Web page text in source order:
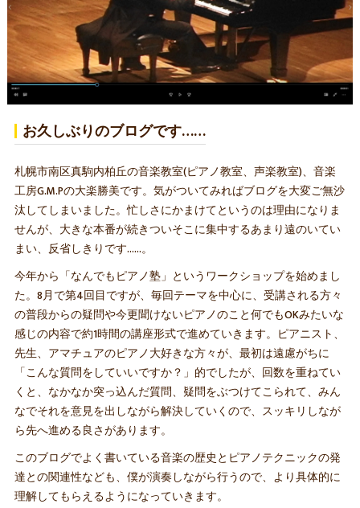
お久しぶりのブログです……
札幌市南区真駒内柏丘の音楽教室(ピアノ教室、声楽教室)、音楽
工房G.M.Pの大楽勝美です。気がついてみればブログを大変ご無沙
汰してしまいました。忙しさにかまけてというのは理由になりま
せんが、大きな本番が続きついそこに集中するあまり遠のいてい
まい、反省しきりです……。
今年から「なんでもピアノ塾」というワークショップを始めまし
た。8月で第4回目ですが、毎回テーマを中心に、受講される方々
の普段からの疑問や今更聞けないピアノのこと何でもOKみたいな
感じの内容で約1時間の講座形式で進めていきます。ピアニスト、
先生、アマチュアのピアノ大好きな方々が、最初は遠慮がちに
「こんな質問をしていいですか？」的でしたが、回数を重ねてい
くと、なかなか突っ込んだ質問、疑問をぶつけてこられて、みん
なでそれを意見を出しながら解決していくので、スッキリしなが
ら先へ進める良さがあります。
このブログでよく書いている音楽の歴史とピアノテクニックの発
達との関連性なども、僕が演奏しながら行うので、より具体的に
理解してもらえるようになっていきます。